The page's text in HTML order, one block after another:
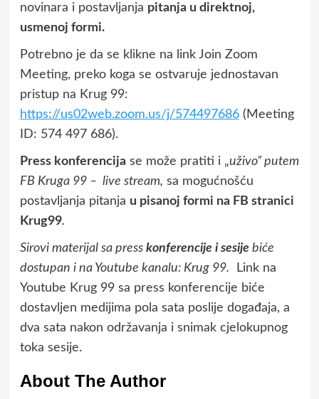
novinara i postavljanja pitanja u direktnoj,
usmenoj formi.
Potrebno je da se klikne na link Join Zoom
Meeting, preko koga se ostvaruje jednostavan
pristup na Krug 99:
https://us02web.zoom.us/j/574497686(Meeting
ID: 574 497 686).
Press konferencijase može pratiti i „uživo” putem
FB Kruga 99 – live stream, sa mogućnošću
postavljanja pitanja u pisanoj formi na FB stranici
Krug99.
Sirovi materijal sa press konferencije i sesije biće
dostupan i na Youtube kanalu: Krug 99. Link na
Youtube Krug 99 sa press konferencije biće
dostavljen medijima pola sata poslije događaja, a
dva sata nakon održavanja i snimak cjelokupnog
toka sesije.
About The Author